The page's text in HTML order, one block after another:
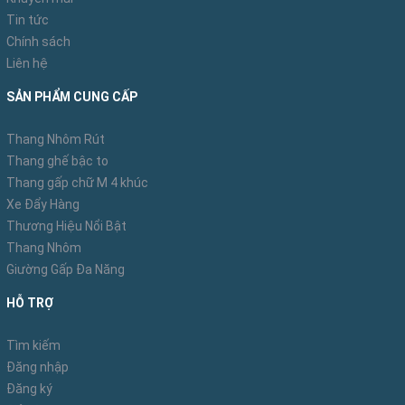
Tin tức
Chính sách
Liên hệ
SẢN PHẨM CUNG CẤP
Thang Nhôm Rút
Thang ghế bậc to
Thang gấp chữ M 4 khúc
Xe Đẩy Hàng
Thương Hiệu Nổi Bật
Thang Nhôm
Giường Gấp Đa Năng
HỖ TRỢ
Tìm kiếm
Đăng nhập
Đăng ký